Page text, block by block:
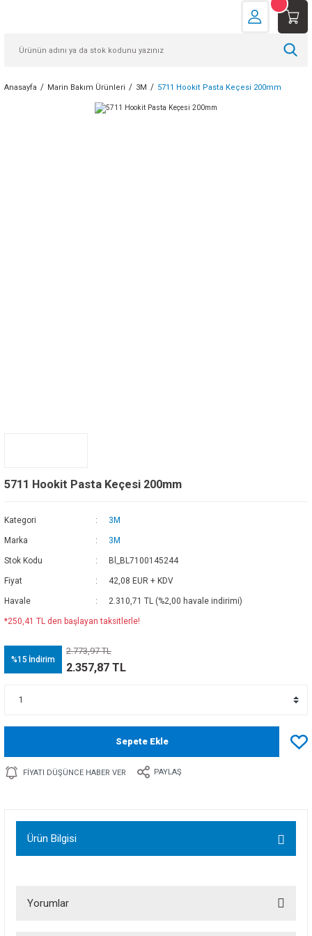
Anasayfa Marin Bakım Ürünleri 3M 5711 Hookit Pasta Keçesi 200mm
5711 Hookit Pasta Keçesi 200mm
Kategori 3M
Marka 3M
Stok Kodu Bl_BL7100145244
Fiyat 42,08 EUR + KDV
Havale 2.310,71 TL (%2,00 havale indirimi)
*250,41 TL den başlayan taksitlerle!
%15 İndirim
2.773,97 TL
2.357,87 TL
Sepete Ekle
FIYATI DÜŞÜNCE HABER VER PAYLAŞ
Ürün Bilgisi
Yorumlar